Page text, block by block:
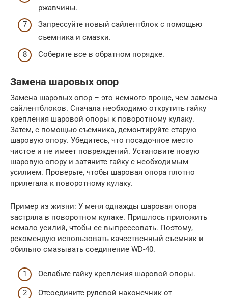
ржавчины.
Запрессуйте новый сайлентблок с помощью
съемника и смазки.
Соберите все в обратном порядке.
Замена шаровых опор
Замена шаровых опор – это немного проще, чем замена
сайлентблоков. Сначала необходимо открутить гайку
крепления шаровой опоры к поворотному кулаку.
Затем, с помощью съемника, демонтируйте старую
шаровую опору. Убедитесь, что посадочное место
чистое и не имеет повреждений. Установите новую
шаровую опору и затяните гайку с необходимым
усилием. Проверьте, чтобы шаровая опора плотно
прилегала к поворотному кулаку.
Пример из жизни: У меня однажды шаровая опора
застряла в поворотном кулаке. Пришлось приложить
немало усилий, чтобы ее выпрессовать. Поэтому,
рекомендую использовать качественный съемник и
обильно смазывать соединение WD-40.
Ослабьте гайку крепления шаровой опоры.
Отсоедините рулевой наконечник от